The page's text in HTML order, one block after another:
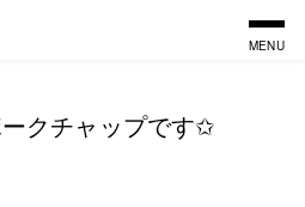
MENU
クチャップです✩